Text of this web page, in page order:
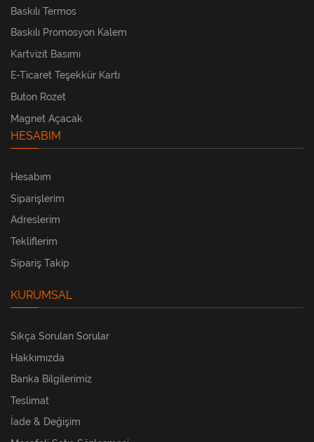
Baskılı Termos
Baskılı Promosyon Kalem
Kartvizit Basımı
E-Ticaret Teşekkür Kartı
Buton Rozet
Magnet Açacak
HESABIM
Hesabım
Siparişlerim
Adreslerim
Tekliflerim
Sipariş Takip
KURUMSAL
Sıkça Sorulan Sorular
Hakkımızda
Banka Bilgilerimiz
Teslimat
İade & Değişim